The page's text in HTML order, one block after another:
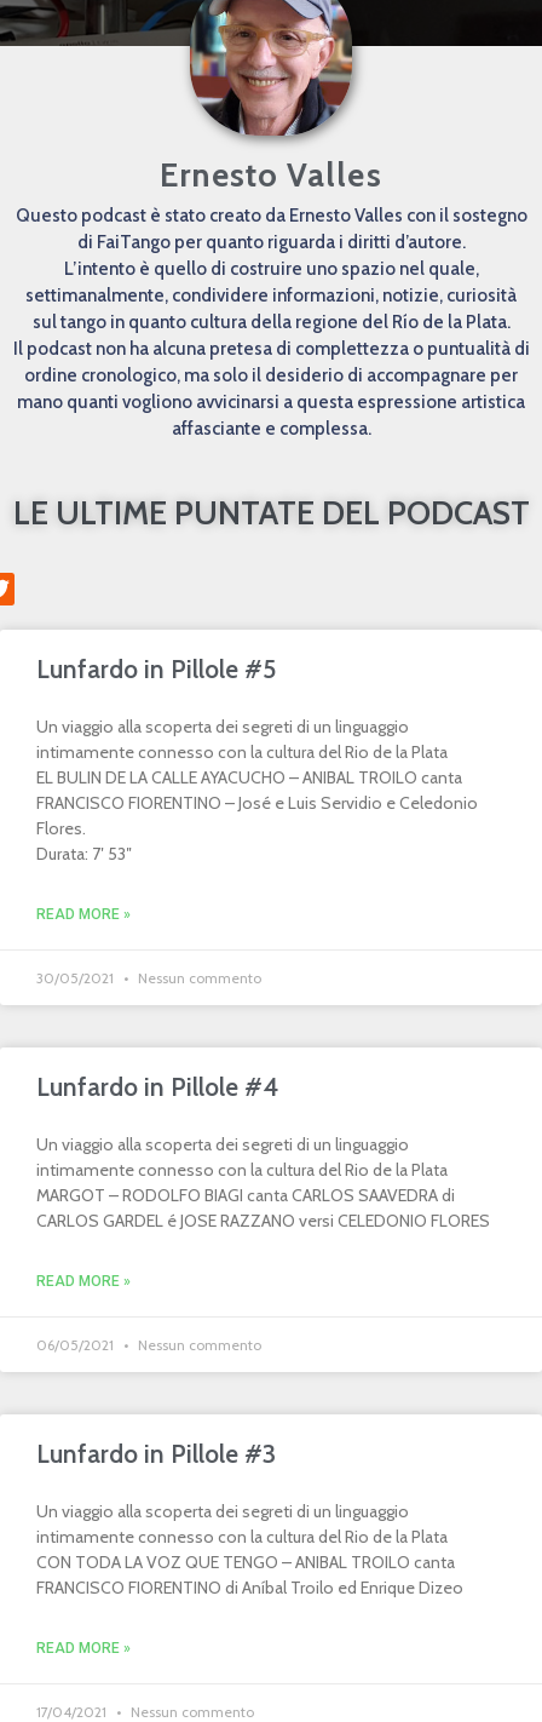
Ernesto Valles
Questo podcast è stato creato da Ernesto Valles con il sostegno
di FaiTango per quanto riguarda i diritti d’autore.
L’intento è quello di costruire uno spazio nel quale,
settimanalmente, condividere informazioni, notizie, curiosità
sul tango in quanto cultura della regione del Río de la Plata.
Il podcast non ha alcuna pretesa di complettezza o puntualità di
ordine cronologico, ma solo il desiderio di accompagnare per
mano quanti vogliono avvicinarsi a questa espressione artistica
affasciante e complessa.
LE ULTIME PUNTATE DEL PODCAST
Lunfardo in Pillole #5
Un viaggio alla scoperta dei segreti di un linguaggio
intimamente connesso con la cultura del Rio de la Plata
EL BULIN DE LA CALLE AYACUCHO – ANIBAL TROILO canta
FRANCISCO FIORENTINO – José e Luis Servidio e Celedonio
Flores.
Durata: 7′ 53″
READ MORE »
30/05/2021 Nessun commento
Lunfardo in Pillole #4
Un viaggio alla scoperta dei segreti di un linguaggio
intimamente connesso con la cultura del Rio de la Plata
MARGOT – RODOLFO BIAGI canta CARLOS SAAVEDRA di
CARLOS GARDEL é JOSE RAZZANO versi CELEDONIO FLORES
READ MORE »
06/05/2021 Nessun commento
Lunfardo in Pillole #3
Un viaggio alla scoperta dei segreti di un linguaggio
intimamente connesso con la cultura del Rio de la Plata
CON TODA LA VOZ QUE TENGO – ANIBAL TROILO canta
FRANCISCO FIORENTINO di Aníbal Troilo ed Enrique Dizeo
READ MORE »
17/04/2021 Nessun commento